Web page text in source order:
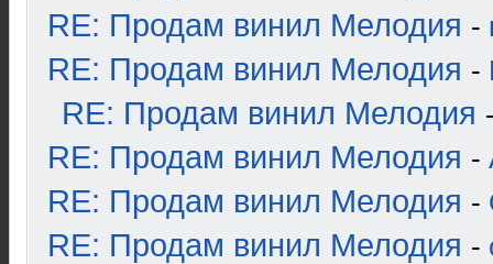
RE: Продам винил Мелодия -
RE: Продам винил Мелодия -
RE: Продам винил Мелодия
RE: Продам винил Мелодия -
RE: Продам винил Мелодия -
RE: Продам винил Мелодия -